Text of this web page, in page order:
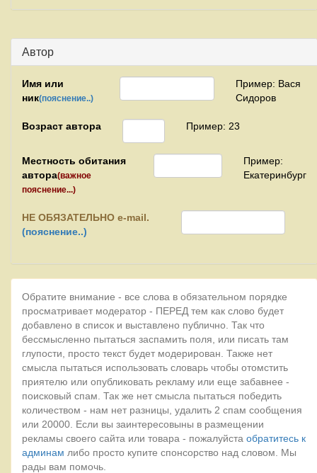
Автор
Имя или
ник(пояснение..)
Пример: Вася
Сидоров
Возраст автора Пример: 23
Местность обитания
автора(важное
пояснение...)
Пример:
Екатеринбург
НЕ ОБЯЗАТЕЛЬНО e-mail.
(пояснение..)
Обратите внимание - все слова в обязательном порядке
просматривает модератор - ПЕРЕД тем как слово будет
добавлено в список и выставлено публично. Так что
бессмысленно пытаться заспамить поля, или писать там
глупости, просто текст будет модерирован. Также нет
смысла пытаться использовать словарь чтобы отомстить
приятелю или опубликовать рекламу или еще забавнее -
поисковый спам. Так же нет смысла пытаться победить
количеством - нам нет разницы, удалить 2 спам сообщения
или 20000. Если вы заинтересовыны в размещении
рекламы своего сайта или товара - пожалуйста обратитесь к
админам либо просто купите спонсорство над словом. Мы
рады вам помочь.